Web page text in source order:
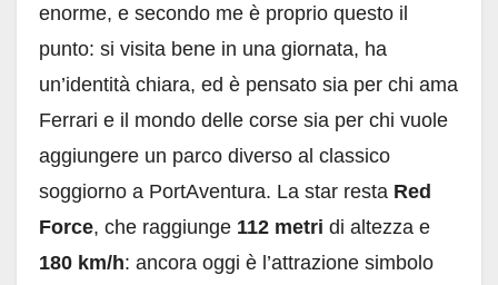
enorme, e secondo me è proprio questo il
punto: si visita bene in una giornata, ha
un’identità chiara, ed è pensato sia per chi ama
Ferrari e il mondo delle corse sia per chi vuole
aggiungere un parco diverso al classico
soggiorno a PortAventura. La star resta Red
Force, che raggiunge 112 metri di altezza e
180 km/h: ancora oggi è l’attrazione simbolo